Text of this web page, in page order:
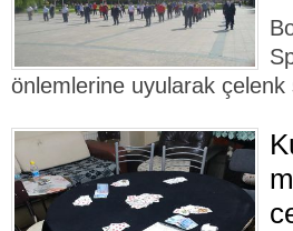
önlemlerine uyularak